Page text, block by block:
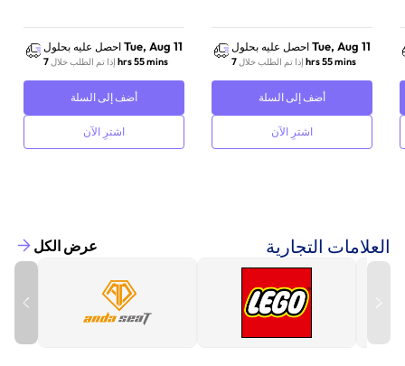
احصل عليه بحلول Tue, Aug 11
إذا تم الطلب خلال 7 hrs 55 mins
أضف إلى السلة
اشترِ الآن
احصل عليه بحلول Tue, Aug 11
إذا تم الطلب خلال 7 hrs 55 mins
أضف إلى السلة
اشترِ الآن
العلامات التجارية عرض الكل